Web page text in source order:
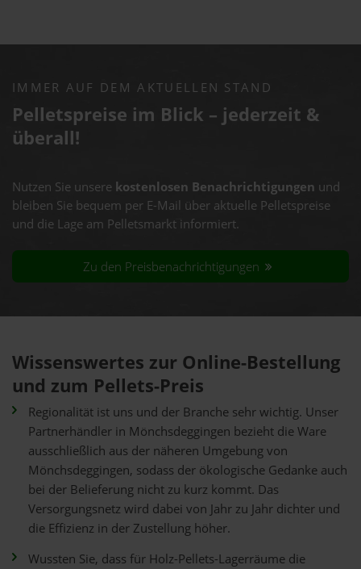
IMMER AUF DEM AKTUELLEN STAND
Pelletspreise im Blick – jederzeit &
überall!
Nutzen Sie unsere kostenlosen Benachrichtigungen und
bleiben Sie bequem per E-Mail über aktuelle Pelletspreise
und die Lage am Pelletsmarkt informiert.
Zu den Preisbenachrichtigungen
Wissenswertes zur Online-Bestellung
und zum Pellets-Preis
Regionalität ist uns und der Branche sehr wichtig. Unser
Partnerhändler in Mönchsdeggingen bezieht die Ware
ausschließlich aus der näheren Umgebung von
Mönchsdeggingen, sodass der ökologische Gedanke auch
bei der Belieferung nicht zu kurz kommt. Das
Versorgungsnetz wird dabei von Jahr zu Jahr dichter und
die Effizienz in der Zustellung höher.
Wussten Sie, dass für Holz-Pellets-Lagerräume die